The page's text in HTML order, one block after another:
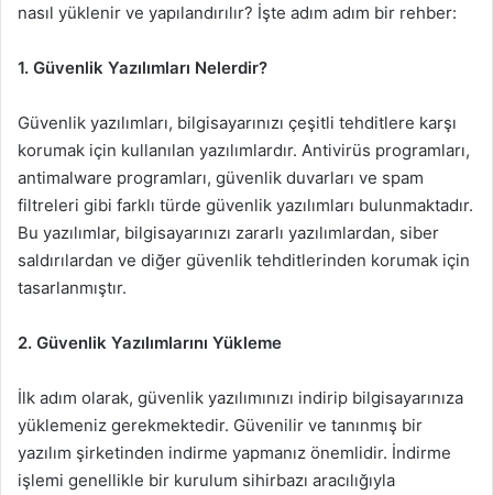
nasıl yüklenir ve yapılandırılır? İşte adım adım bir rehber:
1. Güvenlik Yazılımları Nelerdir?
Güvenlik yazılımları, bilgisayarınızı çeşitli tehditlere karşı
korumak için kullanılan yazılımlardır. Antivirüs programları,
antimalware programları, güvenlik duvarları ve spam
filtreleri gibi farklı türde güvenlik yazılımları bulunmaktadır.
Bu yazılımlar, bilgisayarınızı zararlı yazılımlardan, siber
saldırılardan ve diğer güvenlik tehditlerinden korumak için
tasarlanmıştır.
2. Güvenlik Yazılımlarını Yükleme
İlk adım olarak, güvenlik yazılımınızı indirip bilgisayarınıza
yüklemeniz gerekmektedir. Güvenilir ve tanınmış bir
yazılım şirketinden indirme yapmanız önemlidir. İndirme
işlemi genellikle bir kurulum sihirbazı aracılığıyla